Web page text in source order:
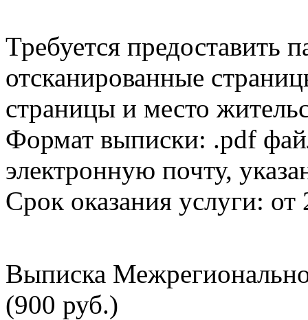
Требуется предоставить
отсканированные
страницы и место
Формат выписки: .pdf
электронную почту,
Срок оказания услуги: от
Выписка
(900 руб.)